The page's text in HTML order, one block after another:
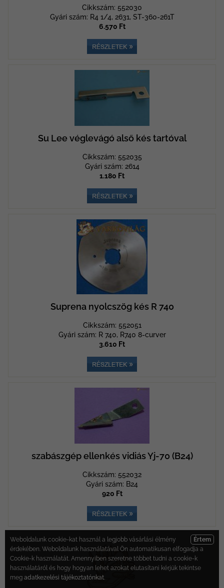
Cikkszám: 552030
Gyári szám: R4 1/4, 2631, ST-360-261T
6.570 Ft
Su Lee véglevágó alső kés tartóval
Cikkszám: 552035
Gyári szám: 2614
1.180 Ft
Suprena nyolcszög kés R 740
Cikkszám: 552051
Gyári szám: R 740, R740 8-curver
3.610 Ft
szabászgép ellenkés vidiás Yj-70 (B24)
Cikkszám: 552032
Gyári szám: B24
920 Ft
Értem
Weboldalunk cookie-kat használ a legjobb vásárlási élmény
érdekében. Weboldalunk használatával Ön automatikusan elfogadja a
Cookie-k használatát. Amennyiben szeretne többet tudni a cookie-k
használatáról és hogy hogyan lehet azokat elutasítani kérjük tekintse
meg adatkezelési tájékoztatónkat.